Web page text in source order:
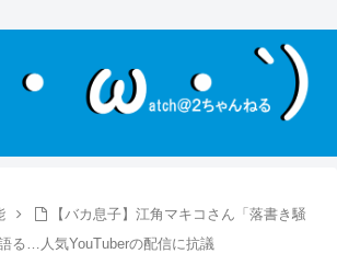
【バカ息子】江角マキコさん「落書き騒
る…人気YouTuberの配信に抗議